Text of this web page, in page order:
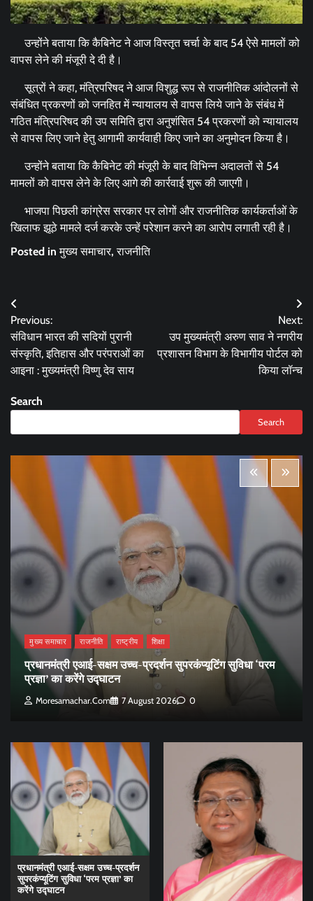
उन्होंने बताया कि कैबिनेट ने आज विस्तृत चर्चा के बाद 54 ऐसे मामलों को
वापस लेने की मंजूरी दे दी है।
सूत्रों ने कहा, मंत्रिपरिषद ने आज विशुद्ध रूप से राजनीतिक आंदोलनों से
संबंधित प्रकरणों को जनहित में न्यायालय से वापस लिये जाने के संबंध में
गठित मंत्रिपरिषद की उप समिति द्वारा अनुशंसित 54 प्रकरणों को न्यायालय
से वापस लिए जाने हेतु आगामी कार्यवाही किए जाने का अनुमोदन किया है।
उन्होंने बताया कि कैबिनेट की मंजूरी के बाद विभिन्न अदालतों से 54
मामलों को वापस लेने के लिए आगे की कार्रवाई शुरू की जाएगी।
भाजपा पिछली कांग्रेस सरकार पर लोगों और राजनीतिक कार्यकर्ताओं के
खिलाफ झूठे मामले दर्ज करके उन्हें परेशान करने का आरोप लगाती रही है।
Posted inमुख्य समाचार,राजनीति
Post
navigation
Previous:
संविधान भारत की सदियों पुरानी
संस्कृति, इतिहास और परंपराओं का
आइना : मुख्यमंत्री विष्णु देव साय
Next:
उप मुख्यमंत्री अरुण साव ने नगरीय
प्रशासन विभाग के विभागीय पोर्टल को
किया लॉन्च
Search
Search
मुख्य समाचार राजनीति राष्ट्रीय शिक्षा
प्रधानमंत्री एआई-सक्षम उच्च-प्रदर्शन सुपरकंप्यूटिंग सुविधा ‘परम
प्रज्ञा’ का करेंगे उद्घाटन
Moresamachar.com 7 August 2026 0
प्रधानमंत्री एआई-सक्षम उच्च-प्रदर्शन
सुपरकंप्यूटिंग सुविधा ‘परम प्रज्ञा’ का
करेंगे उद्घाटन